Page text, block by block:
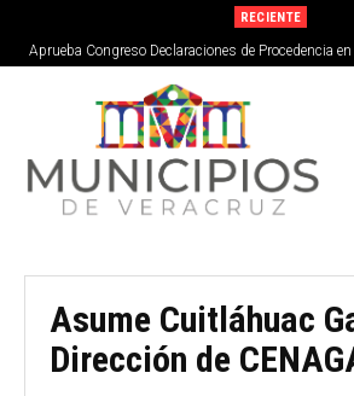
RECIENTE
Aprueba Congreso Declaraciones de Procedencia
Asume Cuitláhuac
Dirección de